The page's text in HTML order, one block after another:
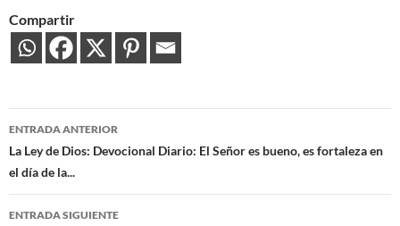
Compartir
Navegación
de
entradas
ENTRADA ANTERIOR
La Ley de Dios: Devocional Diario: El Señor es bueno, es fortaleza en
el día de la...
ENTRADA SIGUIENTE